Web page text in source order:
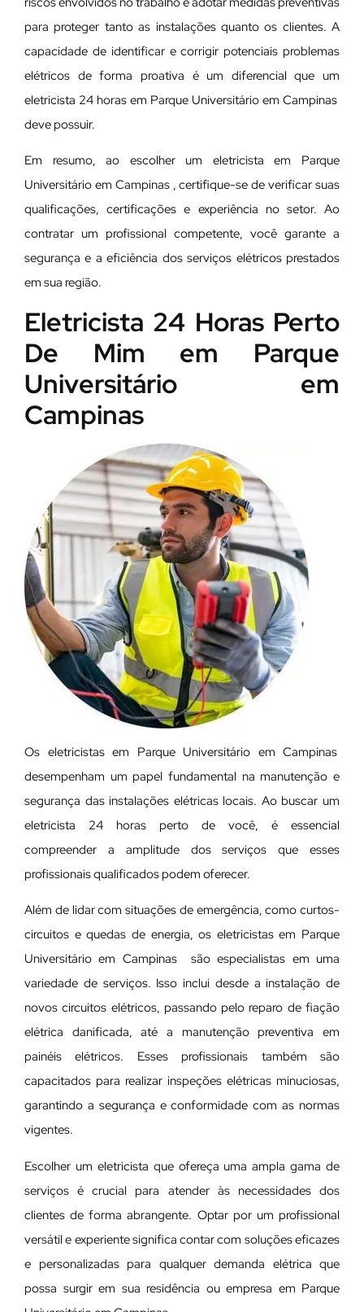
para proteger tanto as instalações quanto os clientes. A
capacidade de identificar e corrigir potenciais problemas
elétricos de forma proativa é um diferencial que um
eletricista 24 horas em Parque Universitário em Campinas
deve possuir.
Em resumo, ao escolher um eletricista em Parque
Universitário em Campinas , certifique-se de verificar suas
qualificações, certificações e experiência no setor. Ao
contratar um profissional competente, você garante a
segurança e a eficiência dos serviços elétricos prestados
em sua região.
Eletricista 24 Horas Perto
De Mim em Parque
Universitário em
Campinas
Os eletricistas em Parque Universitário em Campinas
desempenham um papel fundamental na manutenção e
segurança das instalações elétricas locais. Ao buscar um
eletricista 24 horas perto de você, é essencial
compreender a amplitude dos serviços que esses
profissionais qualificados podem oferecer.
Além de lidar com situações de emergência, como curtos-
circuitos e quedas de energia, os eletricistas em Parque
Universitário em Campinas são especialistas em uma
variedade de serviços. Isso inclui desde a instalação de
novos circuitos elétricos, passando pelo reparo de fiação
elétrica danificada, até a manutenção preventiva em
painéis elétricos. Esses profissionais também são
capacitados para realizar inspeções elétricas minuciosas,
garantindo a segurança e conformidade com as normas
vigentes.
Escolher um eletricista que ofereça uma ampla gama de
serviços é crucial para atender às necessidades dos
clientes de forma abrangente. Optar por um profissional
versátil e experiente significa contar com soluções eficazes
e personalizadas para qualquer demanda elétrica que
possa surgir em sua residência ou empresa em Parque